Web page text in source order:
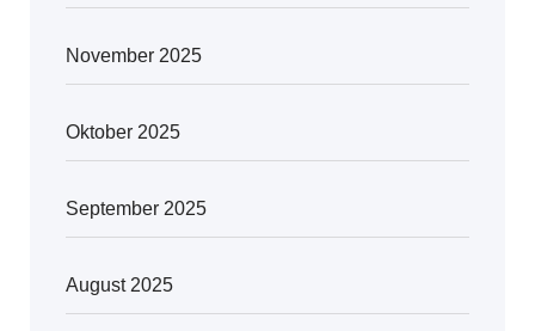
November 2025
Oktober 2025
September 2025
August 2025